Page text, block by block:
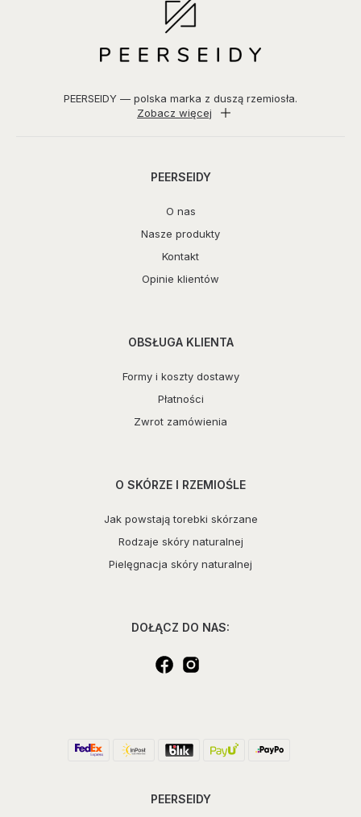
PEERSEIDY — polska marka z duszą rzemiosła.
Zobacz więcej
PEERSEIDY
O nas
Nasze produkty
Kontakt
Opinie klientów
OBSŁUGA KLIENTA
Formy i koszty dostawy
Płatności
Zwrot zamówienia
O SKÓRZE I RZEMIOŚLE
Jak powstają torebki skórzane
Rodzaje skóry naturalnej
Pielęgnacja skóry naturalnej
DOŁĄCZ DO NAS:
PEERSEIDY